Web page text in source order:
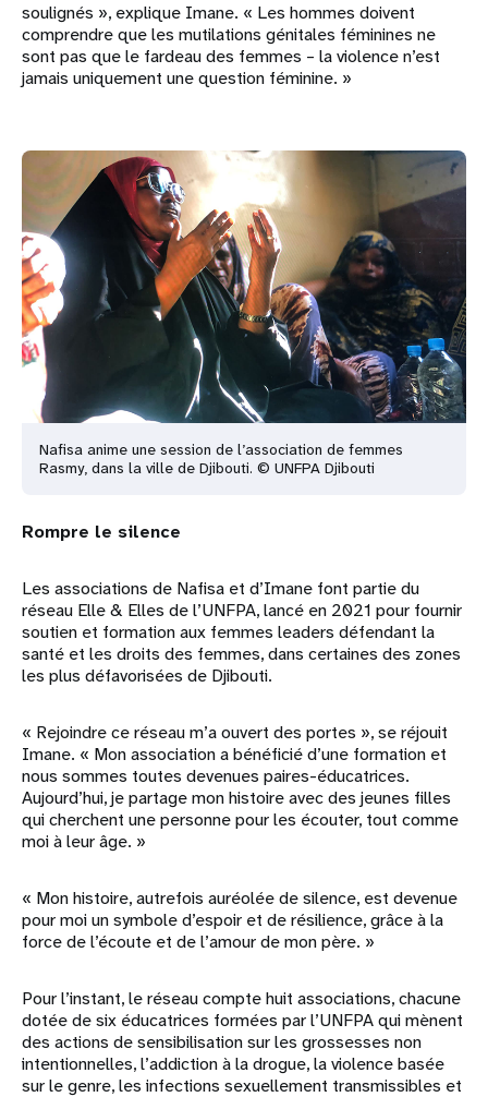
soulignés », explique Imane. « Les hommes doivent
comprendre que les mutilations génitales féminines ne
sont pas que le fardeau des femmes – la violence n’est
jamais uniquement une question féminine. »
Nafisa anime une session de l’association de femmes
Rasmy, dans la ville de Djibouti. © UNFPA Djibouti
Rompre le silence
Les associations de Nafisa et d’Imane font partie du
réseau Elle & Elles de l’UNFPA, lancé en 2021 pour fournir
soutien et formation aux femmes leaders défendant la
santé et les droits des femmes, dans certaines des zones
les plus défavorisées de Djibouti.
« Rejoindre ce réseau m’a ouvert des portes », se réjouit
Imane. « Mon association a bénéficié d’une formation et
nous sommes toutes devenues paires-éducatrices.
Aujourd’hui, je partage mon histoire avec des jeunes filles
qui cherchent une personne pour les écouter, tout comme
moi à leur âge. »
« Mon histoire, autrefois auréolée de silence, est devenue
pour moi un symbole d’espoir et de résilience, grâce à la
force de l’écoute et de l’amour de mon père. »
Pour l’instant, le réseau compte huit associations, chacune
dotée de six éducatrices formées par l’UNFPA qui mènent
des actions de sensibilisation sur les grossesses non
intentionnelles, l’addiction à la drogue, la violence basée
sur le genre, les infections sexuellement transmissibles et